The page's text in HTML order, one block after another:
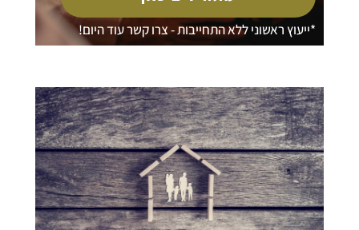
ראשוני ללא התחייבות - צרו קשר עוד היום!